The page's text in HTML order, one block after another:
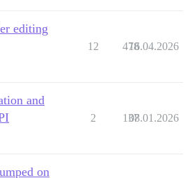
editing
12 478
16.04.2026
and
2 137
08.01.2026
on